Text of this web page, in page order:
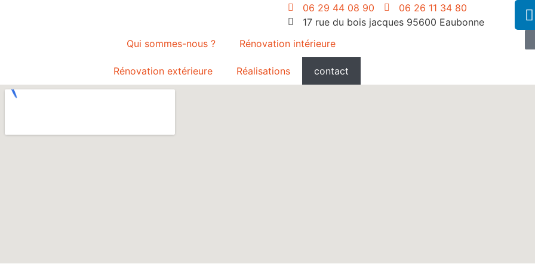
06 29 44 08 90
06 26 11 34 80
17 rue du bois jacques 95600 Eaubonne
Qui sommes-nous ?
Rénovation intérieure
Rénovation extérieure Réalisations contact